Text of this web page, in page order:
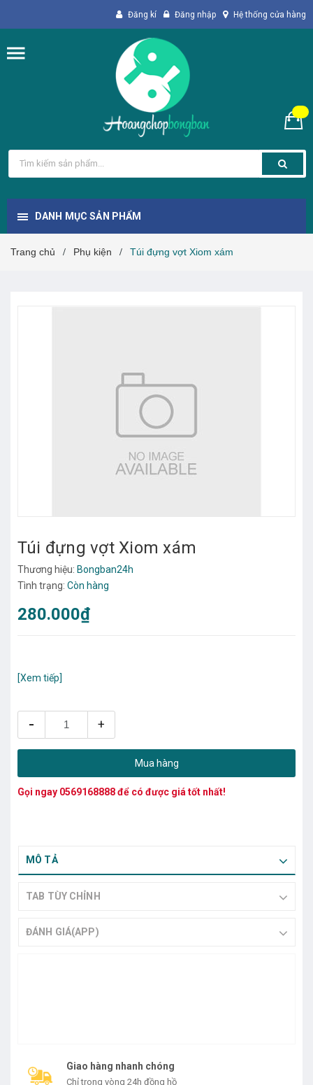
Đăng kí Đăng nhập Hệ thống cửa hàng
DANH MỤC SẢN PHẨM
Trang chủ / Phụ kiện / Túi đựng vợt Xiom xám
Túi đựng vợt Xiom xám
Thương hiệu: Bongban24h
Tình trạng: Còn hàng
280.000₫
[Xem tiếp]
- +
Mua hàng
Gọi ngay 0569168888để có được giá tốt nhất!
MÔ TẢ
TAB TÙY CHỈNH
ĐÁNH GIÁ(APP)
Giao hàng nhanh chóng
Chỉ trong vòng 24h đồng hồ